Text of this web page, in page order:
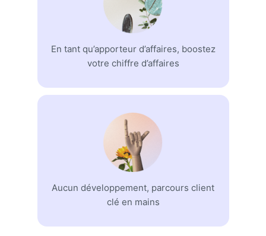
En tant qu’apporteur d’affaires, boostez
votre chiffre d’affaires
Aucun développement, parcours client
clé en mains